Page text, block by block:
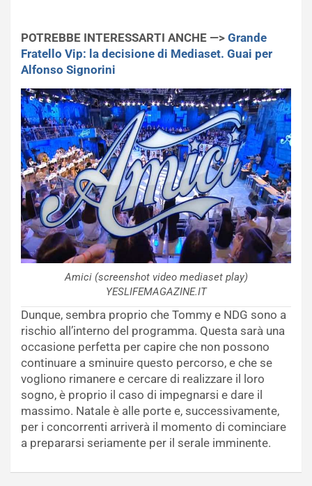
POTREBBE INTERESSARTI ANCHE —> Grande
Fratello Vip: la decisione di Mediaset. Guai per
Alfonso Signorini
Amici (screenshot video mediaset play)
YESLIFEMAGAZINE.IT
Dunque, sembra proprio che Tommy e NDG sono a
rischio all’interno del programma. Questa sarà una
occasione perfetta per capire che non possono
continuare a sminuire questo percorso, e che se
vogliono rimanere e cercare di realizzare il loro
sogno, è proprio il caso di impegnarsi e dare il
massimo. Natale è alle porte e, successivamente,
per i concorrenti arriverà il momento di cominciare
a prepararsi seriamente per il serale imminente.